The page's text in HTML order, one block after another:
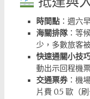
時間點：週六
海關排隊：等
少，多數旅客
快速通關小技
動出示回程機
交通票券：機
片費 0.5 歐（刷